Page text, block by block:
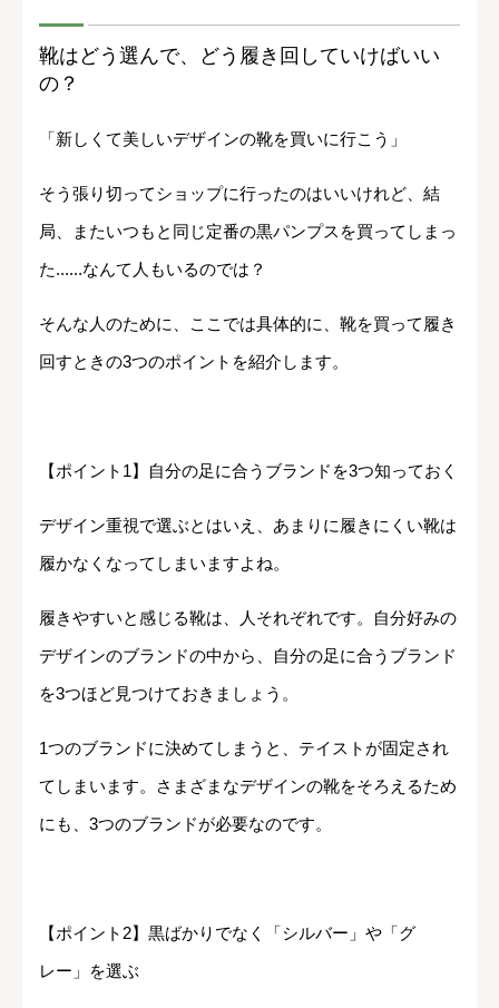
靴はどう選んで、どう履き回していけばいい
の？
「新しくて美しいデザインの靴を買いに行こう」
そう張り切ってショップに行ったのはいいけれど、結
局、またいつもと同じ定番の黒パンプスを買ってしまっ
た......なんて人もいるのでは？
そんな人のために、ここでは具体的に、靴を買って履き
回すときの3つのポイントを紹介します。
【ポイント1】自分の足に合うブランドを3つ知っておく
デザイン重視で選ぶとはいえ、あまりに履きにくい靴は
履かなくなってしまいますよね。
履きやすいと感じる靴は、人それぞれです。自分好みの
デザインのブランドの中から、自分の足に合うブランド
を3つほど見つけておきましょう。
1つのブランドに決めてしまうと、テイストが固定され
てしまいます。さまざまなデザインの靴をそろえるため
にも、3つのブランドが必要なのです。
【ポイント2】黒ばかりでなく「シルバー」や「グ
レー」を選ぶ